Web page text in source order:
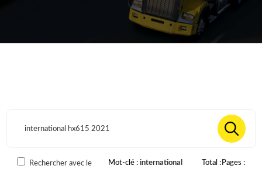
Rechercher avec le
Mot-clé
international
Total
Pages